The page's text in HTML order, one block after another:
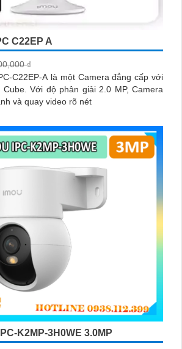
C22EP A
₫
C22EP-A là một Camera đẳng cấp với
MP, Camera
và quay video rõ nét
K2MP-3H0WE 3.0MP